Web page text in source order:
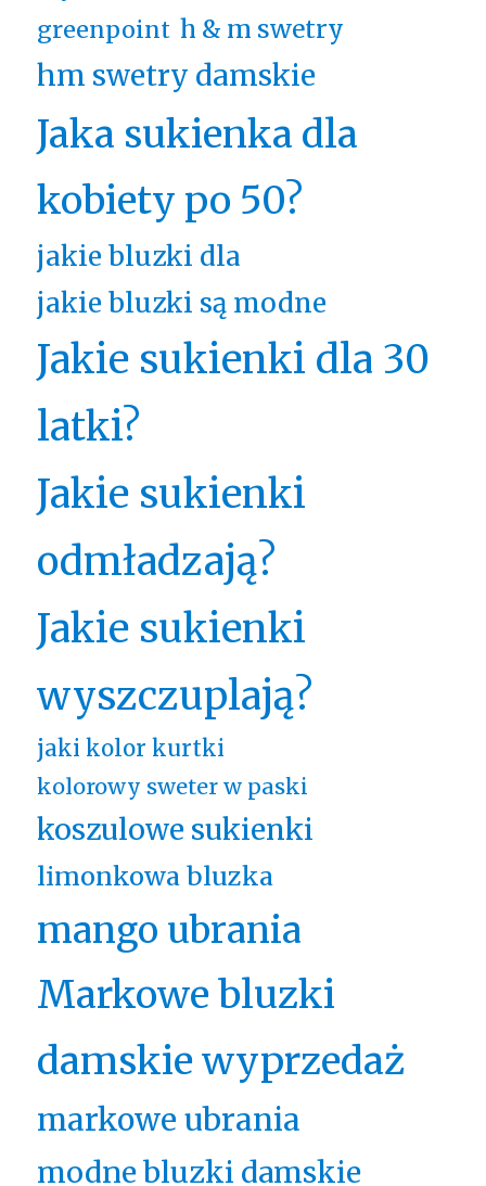
greenpoint h & m swetry
hm swetry damskie
Jaka sukienka dla
kobiety po 50?
jakie bluzki dla
jakie bluzki są modne
Jakie sukienki dla 30
latki?
Jakie sukienki
odmładzają?
Jakie sukienki
wyszczuplają?
jaki kolor kurtki
kolorowy sweter w paski
koszulowe sukienki
limonkowa bluzka
mango ubrania
Markowe bluzki
damskie wyprzedaż
markowe ubrania
modne bluzki damskie